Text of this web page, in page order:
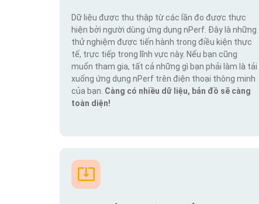
Dữ liệu được thu thập từ các lần đo được thực
hiện bởi người dùng ứng dụng nPerf. Đây là những
thử nghiệm được tiến hành trong điều kiện thực
tế, trực tiếp trong lĩnh vực này. Nếu bạn cũng
muốn tham gia, tất cả những gì bạn phải làm là tải
xuống ứng dụng nPerf trên điện thoại thông minh
của bạn. Càng có nhiều dữ liệu, bản đồ sẽ càng
toàn diện!